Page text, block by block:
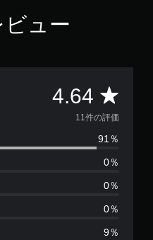
ュー
4.64 評
価
数
は
1
11件の評価
91％
0％
0％
0％
9％